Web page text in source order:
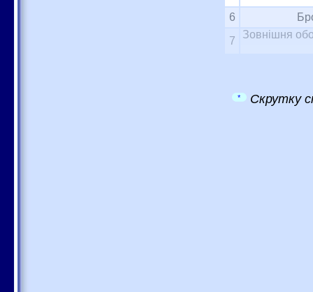
6
7
Зовнішня
* Скрутку